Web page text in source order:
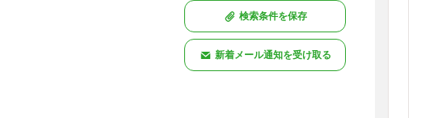
検索条件を保存
新着メール通知を受け取る